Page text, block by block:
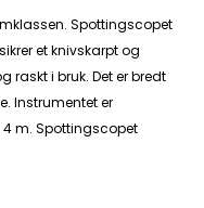
Spottingscopet
et knivskarpt og
raskt i bruk. Det er bredt
Instrumentet er
m. Spottingscopet